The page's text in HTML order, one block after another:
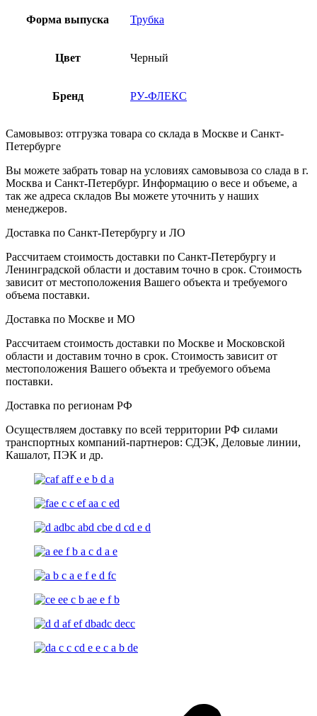
Форма выпуска Трубка
Цвет Черный
Бренд РУ-ФЛЕКС
Самовывоз: отгрузка товара со склада в Москве и Санкт-
Петербурге
Вы можете забрать товар на условиях самовывоза со слада в г.
Москва и Санкт-Петербург. Информацию о весе и объеме, а
так же адреса складов Вы можете уточнить у наших
менеджеров.
Доставка по Санкт-Петербургу и ЛО
Рассчитаем стоимость доставки по Санкт-Петербургу и
Ленинградской области и доставим точно в срок. Стоимость
зависит от местоположения Вашего объекта и требуемого
объема поставки.
Доставка по Москве и МО
Рассчитаем стоимость доставки по Москве и Московской
области и доставим точно в срок. Стоимость зависит от
местоположения Вашего объекта и требуемого объема
поставки.
Доставка по регионам РФ
Осуществляем доставку по всей территории РФ силами
транспортных компаний-партнеров: СДЭК, Деловые линии,
Кашалот, ПЭК и др.